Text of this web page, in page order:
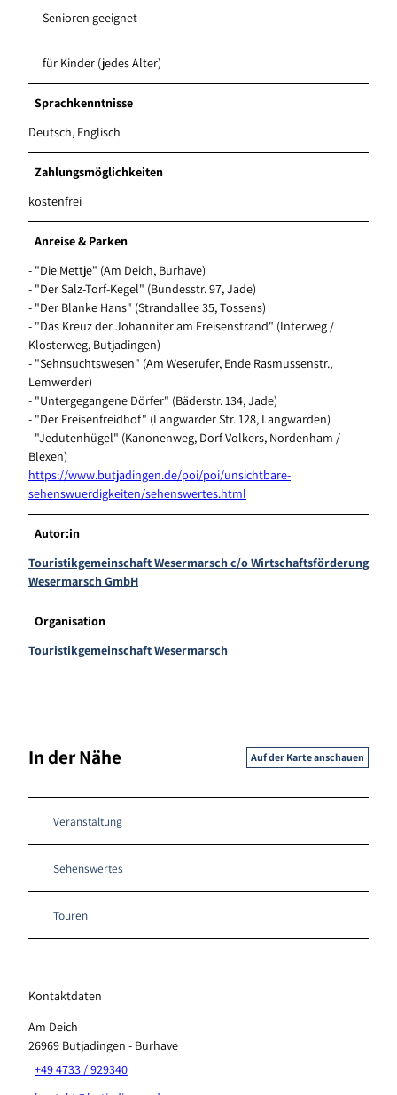
Senioren geeignet
für Kinder (jedes Alter)
Sprachkenntnisse
Deutsch, Englisch
Zahlungsmöglichkeiten
kostenfrei
Anreise & Parken
- "Die Mettje" (Am Deich, Burhave)
- "Der Salz-Torf-Kegel" (Bundesstr. 97, Jade)
- "Der Blanke Hans" (Strandallee 35, Tossens)
- "Das Kreuz der Johanniter am Freisenstrand" (Interweg /
Klosterweg, Butjadingen)
- "Sehnsuchtswesen" (Am Weserufer, Ende Rasmussenstr.,
Lemwerder)
- "Untergegangene Dörfer" (Bäderstr. 134, Jade)
- "Der Freisenfreidhof" (Langwarder Str. 128, Langwarden)
- "Jedutenhügel" (Kanonenweg, Dorf Volkers, Nordenham /
Blexen)
https://www.butjadingen.de/poi/poi/unsichtbare-
sehenswuerdigkeiten/sehenswertes.html
Autor:in
Touristikgemeinschaft Wesermarsch c/o Wirtschaftsförderung
Wesermarsch GmbH
Organisation
Touristikgemeinschaft Wesermarsch
In der Nähe Auf der Karte anschauen
Veranstaltung
Sehenswertes
Touren
Kontaktdaten
Am Deich
26969 Butjadingen - Burhave
+49 4733 / 929340